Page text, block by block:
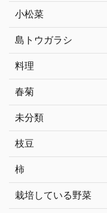
小松菜
島トウガラシ
料理
春菊
未分類
枝豆
柿
栽培している野菜